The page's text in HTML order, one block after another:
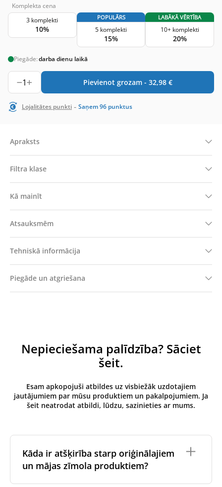
Komplekta cena
3 komplekti
10%
POPULĀRS
5 komplekti
15%
LABĀKĀ VĒRTĪBA
10+ komplekti
20%
Piegāde:darba dienu laikā
1 Pievienot grozam - 32,98 €
Lojalitātes punkti - Saņem96 punktus
Apraksts
Filtra klase
Kā mainīt
Atsauksmēm
Tehniskā informācija
Piegāde un atgriešana
Nepieciešama palīdzība? Sāciet
šeit.
Esam apkopojuši atbildes uz visbiežāk uzdotajiem
jautājumiem par mūsu produktiem un pakalpojumiem. Ja
šeit neatrodat atbildi, lūdzu, sazinieties ar mums.
Kāda ir atšķirība starp oriģinālajiem
un mājas zīmola produktiem?